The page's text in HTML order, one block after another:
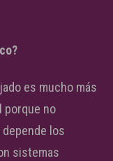
es mucho más
porque no
los
sistemas